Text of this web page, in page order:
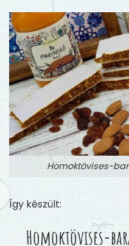
Homoktövises-
Így készült:
Homoktövises-